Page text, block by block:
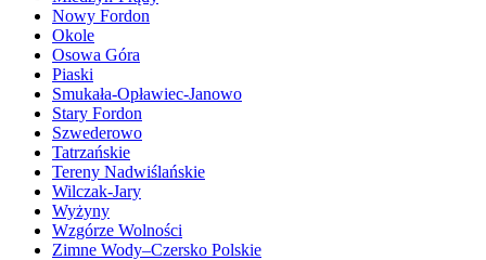
Nowy Fordon
Okole
Osowa Góra
Piaski
Smukała-Opławiec-Janowo
Stary Fordon
Szwederowo
Tatrzańskie
Tereny Nadwiślańskie
Wilczak-Jary
Wyżyny
Wzgórze Wolności
Zimne Wody–Czersko Polskie